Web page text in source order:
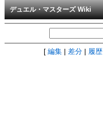
デュエル・マスターズ Wiki
[ 編集 差分 履歴